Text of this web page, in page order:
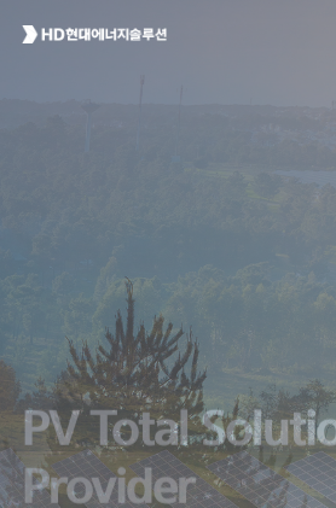
High Reliability
for All